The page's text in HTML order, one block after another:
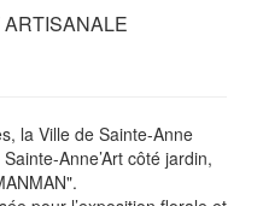
la Ville de Sainte-Anne
Anne’Art côté jardin,